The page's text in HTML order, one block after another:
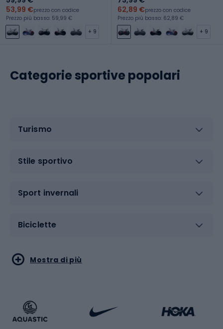
53,99 €prezzo con codice
Prezzo più basso: 59,99 €
+ 9
62,89 €prezzo con codice
Prezzo più basso: 62,89 €
+ 9
Categorie sportive popolari
Turismo
Stile sportivo
Sport invernali
Biciclette
Sport acquatici
Bikepacking
Sport di arti marziali
Sport con le racchette
Mostra di più